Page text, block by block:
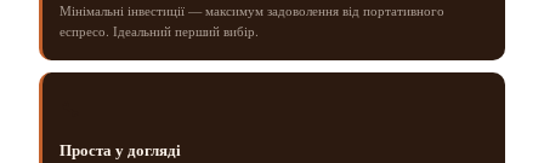
Мінімальні інвестиції — максимум задоволення від портативного
еспресо. Ідеальний перший вибір.
Проста у догляді